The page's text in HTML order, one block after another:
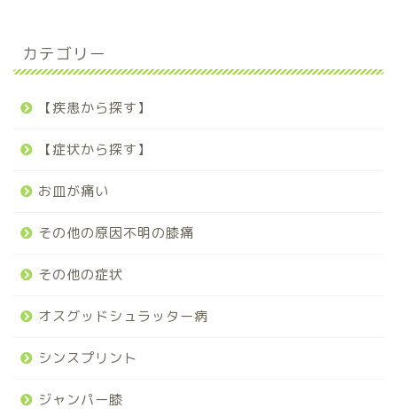
カテゴリー
【疾患から探す】
【症状から探す】
お皿が痛い
その他の原因不明の膝痛
その他の症状
オスグッドシュラッター病
シンスプリント
ジャンパー膝